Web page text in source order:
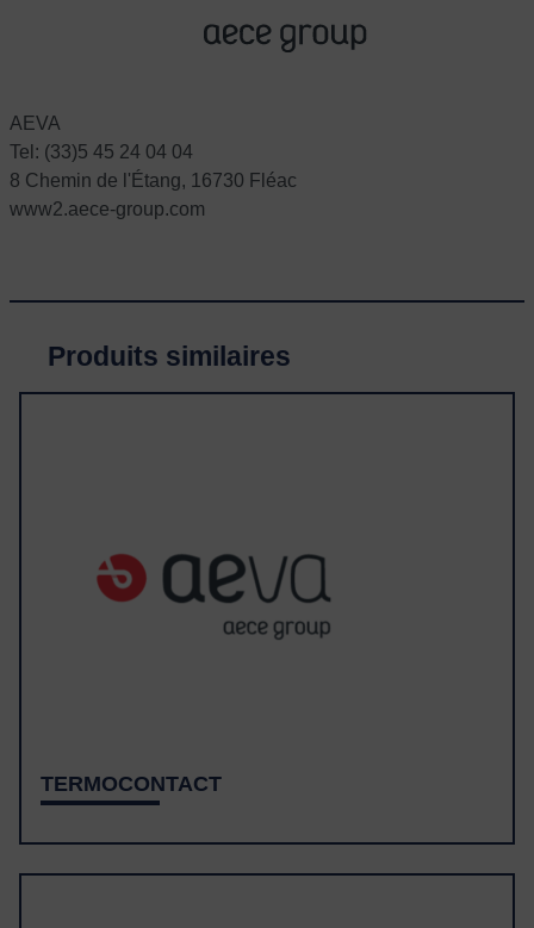
AEVA
Tel: (33)5 45 24 04 04
8 Chemin de l'Étang, 16730 Fléac
www2.aece-group.com
Produits similaires
TERMOCONTACT